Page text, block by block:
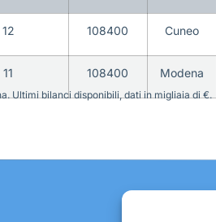
12 108400 Cuneo
11 108400 Modena
Ultimi bilanci disponibili, dati in migliaia di €.